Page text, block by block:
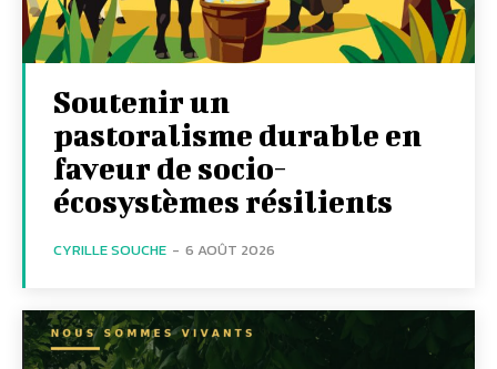
Soutenir un
pastoralisme durable en
faveur de socio-
écosystèmes résilients
CYRILLE SOUCHE - 6 AOÛT 2026